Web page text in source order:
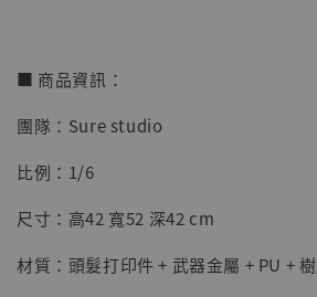
【店內現貨】七龍珠 系列蒐藏
明紀念款 [奇蹟工作室]
NT$ 5,580
■ 商品資訊：
團隊：Sure studio
比例：1/6
尺寸：高42 寬52 深42 cm
材質：頭髮打印件 + 武器金屬 + PU +